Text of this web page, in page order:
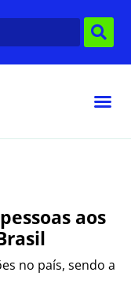
aos
no país, sendo a